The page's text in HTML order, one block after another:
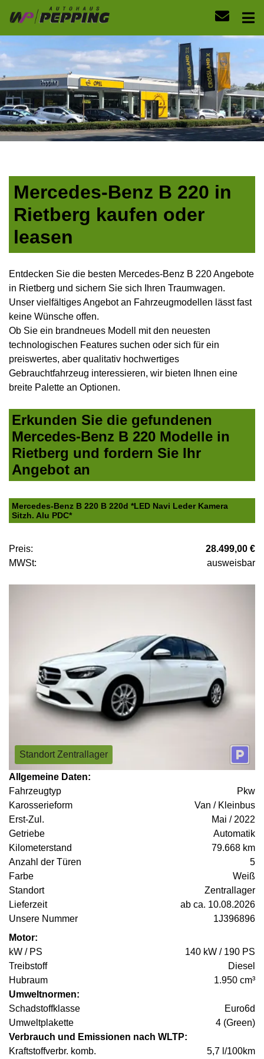
Mercedes-Benz B 220 in
Rietberg kaufen oder
leasen
Entdecken Sie die besten Mercedes-Benz B 220 Angebote
in Rietberg und sichern Sie sich Ihren Traumwagen.
Unser vielfältiges Angebot an Fahrzeugmodellen lässt fast
keine Wünsche offen.
Ob Sie ein brandneues Modell mit den neuesten
technologischen Features suchen oder sich für ein
preiswertes, aber qualitativ hochwertiges
Gebrauchtfahrzeug interessieren, wir bieten Ihnen eine
breite Palette an Optionen.
Erkunden Sie die gefundenen
Mercedes-Benz B 220 Modelle in
Rietberg und fordern Sie Ihr
Angebot an
Mercedes-Benz B 220 B 220d *LED Navi Leder Kamera
Sitzh. Alu PDC*
Preis:
28.499,00 €
MWSt:
ausweisbar
Standort Zentrallager
Allgemeine Daten:
Fahrzeugtyp
Pkw
Karosserieform
Van / Kleinbus
Erst-Zul.
Mai / 2022
Getriebe
Automatik
Kilometerstand
79.668 km
Anzahl der Türen
5
Farbe
Weiß
Standort
Zentrallager
Lieferzeit
ab ca. 10.08.2026
Unsere Nummer
1J396896
Motor:
kW / PS
140 kW / 190 PS
Treibstoff
Diesel
Hubraum
1.950 cm³
Umweltnormen:
Schadstoffklasse
Euro6d
Umweltplakette
4 (Green)
Verbrauch und Emissionen nach WLTP:
Kraftstoffverbr. komb.
5,7 l/100km